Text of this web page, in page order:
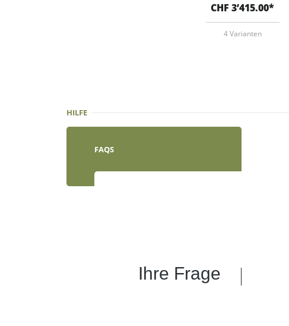
CHF 3’415.00*
4 Varianten
HILFE
FAQS
Ihre Frage